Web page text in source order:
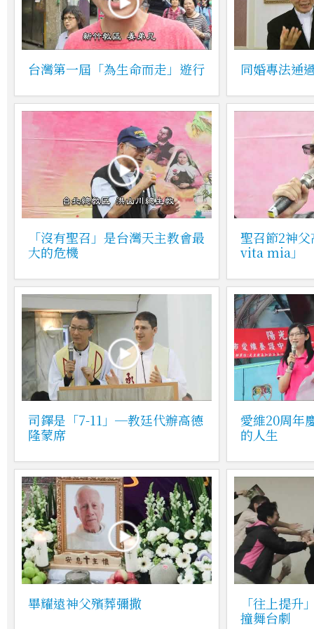
台灣第一屆「為生命而走」遊行 同婚專法通
「沒有聖召」是台灣天主教會最
大的危機
聖召節2神
vita mia」
司鐸是「7-11」─教廷代辦高德
隆蒙席
愛維20周年
的人生
畢耀遠神父殯葬彌撒
「往上提升
撞舞台劇